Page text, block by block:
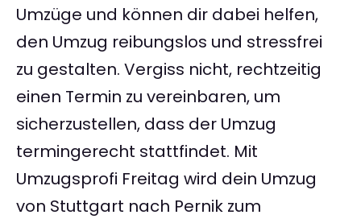
Umzüge und können dir dabei helfen,
den Umzug reibungslos und stressfrei
zu gestalten. Vergiss nicht, rechtzeitig
einen Termin zu vereinbaren, um
sicherzustellen, dass der Umzug
termingerecht stattfindet. Mit
Umzugsprofi Freitag wird dein Umzug
von Stuttgart nach Pernik zum